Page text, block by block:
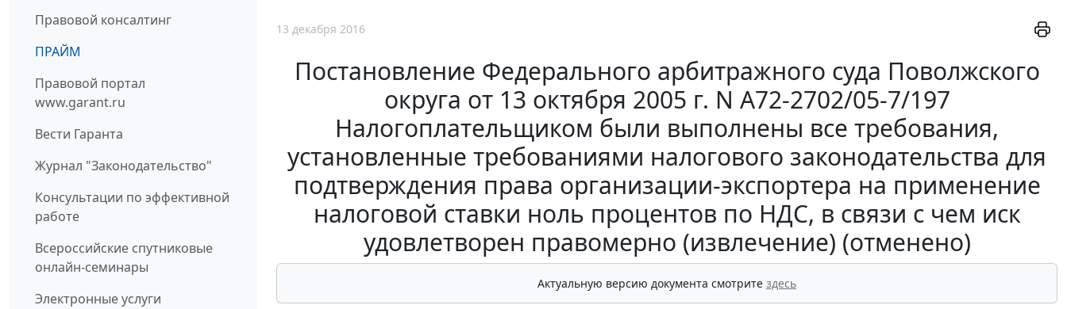
Правовой консалтинг
ПРАЙМ
Правовой портал
www.garant.ru
Вести Гаранта
Журнал "Законодательство"
Консультации по эффективной
работе
Всероссийские спутниковые
онлайн-семинары
Электронные услуги
13 декабря 2016
Постановление Федерального арбитражного суда Поволжского
округа от 13 октября 2005 г. N А72-2702/05-7/197
Налогоплательщиком были выполнены все требования,
установленные требованиями налогового законодательства для
подтверждения права организации-экспортера на применение
налоговой ставки ноль процентов по НДС, в связи с чем иск
удовлетворен правомерно (извлечение) (отменено)
Актуальную версию документа смотрите здесь